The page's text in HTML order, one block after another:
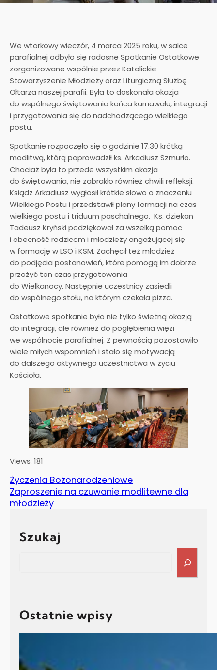
We wtorkowy wieczór, 4 marca 2025 roku, w salce
parafialnej odbyło się radosne Spotkanie Ostatkowe
zorganizowane wspólnie przez Katolickie
Stowarzyszenie Młodzieży oraz Liturgiczną Służbę
Ołtarza naszej parafii. Była to doskonała okazja
do wspólnego świętowania końca karnawału, integracji
i przygotowania się do nadchodzącego wielkiego
postu.
Spotkanie rozpoczęło się o godzinie 17.30 krótką
modlitwą, którą poprowadził ks. Arkadiusz Szmurło.
Chociaż była to przede wszystkim okazja
do świętowania, nie zabrakło również chwili refleksji.
Ksiądz Arkadiusz wygłosił krótkie słowo o znaczeniu
Wielkiego Postu i przedstawił plany formacji na czas
wielkiego postu i triduum paschalnego. Ks. dziekan
Tadeusz Kryński podziękował za wszelką pomoc
i obecność rodzicom i młodzieży angażującej się
w formację w LSO i KSM. Zachęcił też młodzież
do podjęcia postanowień, które pomogą im dobrze
przeżyć ten czas przygotowania
do Wielkanocy. Następnie uczestnicy zasiedli
do wspólnego stołu, na którym czekała pizza.
Ostatkowe spotkanie było nie tylko świetną okazją
do integracji, ale również do pogłębienia więzi
we wspólnocie parafialnej. Z pewnością pozostawiło
wiele miłych wspomnień i stało się motywacją
do dalszego aktywnego uczestnictwa w życiu
Kościoła.
Views: 181
Życzenia Bożonarodzeniowe
Zaproszenie na czuwanie modlitewne dla
młodzieży
Szukaj
Ostatnie wpisy